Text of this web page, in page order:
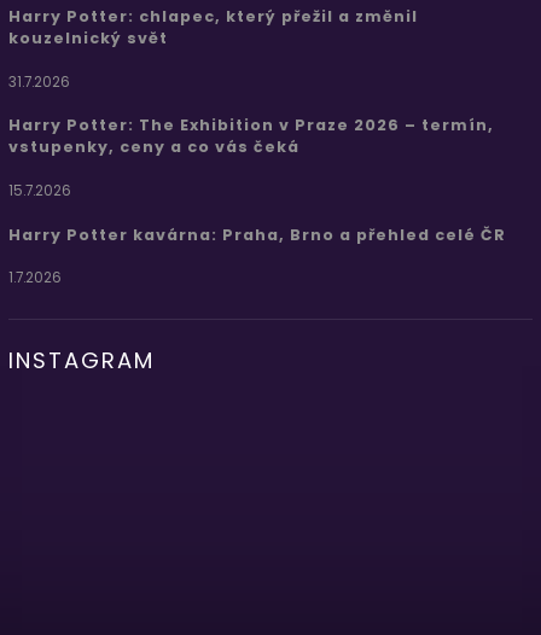
Harry Potter: chlapec, který přežil a změnil
kouzelnický svět
31.7.2026
Harry Potter: The Exhibition v Praze 2026 – termín,
vstupenky, ceny a co vás čeká
15.7.2026
Harry Potter kavárna: Praha, Brno a přehled celé ČR
1.7.2026
INSTAGRAM